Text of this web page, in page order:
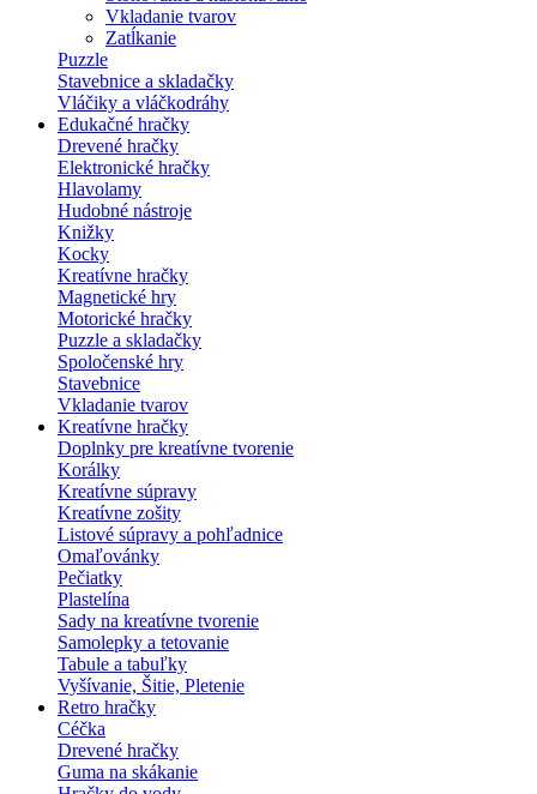
Vkladanie tvarov
Zatĺkanie
Puzzle
Stavebnice a skladačky
Vláčiky a vláčkodráhy
Edukačné hračky
Drevené hračky
Elektronické hračky
Hlavolamy
Hudobné nástroje
Knižky
Kocky
Kreatívne hračky
Magnetické hry
Motorické hračky
Puzzle a skladačky
Spoločenské hry
Stavebnice
Vkladanie tvarov
Kreatívne hračky
Doplnky pre kreatívne tvorenie
Korálky
Kreatívne súpravy
Kreatívne zošity
Listové súpravy a pohľadnice
Omaľovánky
Pečiatky
Plastelína
Sady na kreatívne tvorenie
Samolepky a tetovanie
Tabule a tabuľky
Vyšívanie, Šitie, Pletenie
Retro hračky
Céčka
Drevené hračky
Guma na skákanie